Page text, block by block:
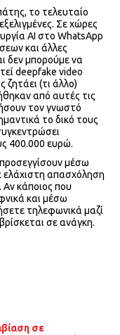
το τελευταίο
Σε χώρες
ΑΙ στο WhatsApp
και άλλες
δεν μπορούμε να
deepfake video
(τι άλλο)
από αυτές τις
τον γνωστό
το δικό τους
400.000 ευρώ.
μέσω
ελάχιστη απασχόληση
Αν κάποιος που
και μέσω
τηλεφωνικά μαζί
σε ανάγκη.
σε